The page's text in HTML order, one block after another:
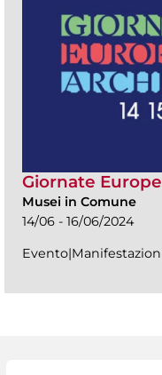
Giornate
Musei in Comune
14/06 - 16/06/2024